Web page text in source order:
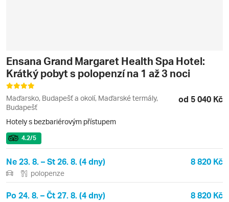
Ensana Grand Margaret Health Spa Hotel:
Krátký pobyt s polopenzí na 1 až 3 noci
Maďarsko, Budapešť a okolí, Maďarské termály,
Budapešť
od 5 040 Kč
Hotely s bezbariérovým přístupem
4.2/5
Ne 23. 8. – St 26. 8. (4 dny) 8 820 Kč
polopenze
Po 24. 8. – Čt 27. 8. (4 dny) 8 820 Kč